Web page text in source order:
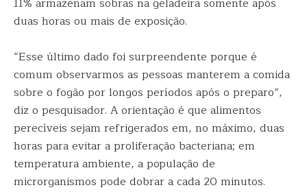
11% armazenam sobras na geladeira somente após
duas horas ou mais de exposição.
“Esse último dado foi surpreendente porque é
comum observarmos as pessoas manterem a comida
sobre o fogão por longos períodos após o preparo”,
diz o pesquisador. A orientação é que alimentos
perecíveis sejam refrigerados em, no máximo, duas
horas para evitar a proliferação bacteriana; em
temperatura ambiente, a população de
microrganismos pode dobrar a cada 20 minutos.